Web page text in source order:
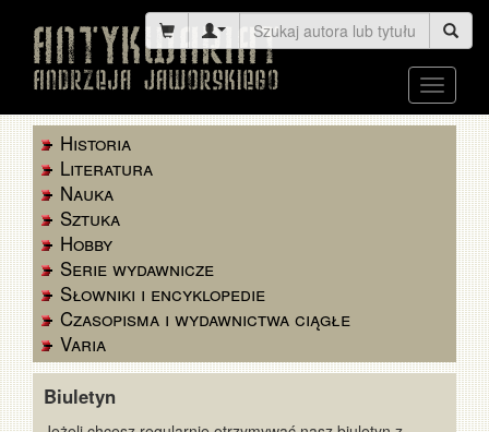
Toggle
Historia
Literatura
Nauka
Sztuka
Hobby
Serie wydawnicze
Słowniki i encyklopedie
Czasopisma i wydawnictwa ciągłe
Varia
Biuletyn